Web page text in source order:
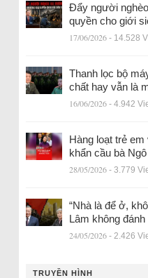
Đẩy người
quyền cho giới
17/06/2026 - 14.528
Thanh lọc bộ
chất hay vẫn là
16/06/2026 - 4.942
Hàng loạt trẻ
khẩn cầu bà
28/05/2026 - 3.779
“Nhà là để ở,
Lâm không
24/05/2026 - 2.426
TRUYỀN HÌNH